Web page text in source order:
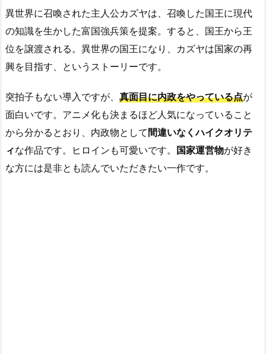
異世界に召喚された主人公カズヤは、召喚した国王に現代
の知識を生かした富国強兵策を提案。すると、国王から王
位を譲渡される。異世界の国王になり、カズヤは国家の再
興を目指す、というストーリーです。
突拍子もない導入ですが、 真面目に内政をやっている点が
面白いです。アニメ化も決まるほど人気になっていること
から分かるとおり、内政物として間違いなくハイクオリテ
ィな作品です。ヒロインも可愛いです。 国家運営物が好き
な方には是非とも読んでいただきたい一作です。